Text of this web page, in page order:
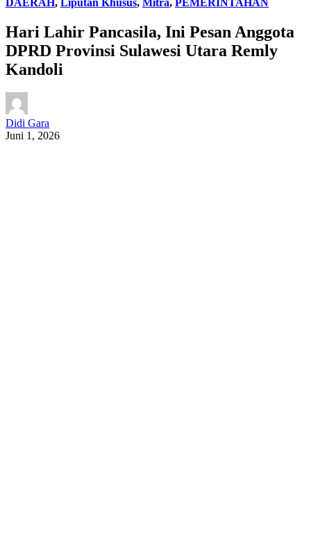
Hari Lahir Pancasila, Ini Pesan Anggota
DPRD Provinsi Sulawesi Utara Remly
Kandoli
Didi Gara
Juni 1, 2026